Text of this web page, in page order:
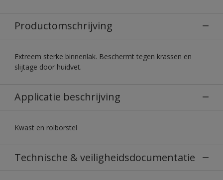
Productomschrijving
Extreem sterke binnenlak. Beschermt tegen krassen en
slijtage door huidvet.
Applicatie beschrijving
Kwast en rolborstel
Technische & veiligheidsdocumentatie